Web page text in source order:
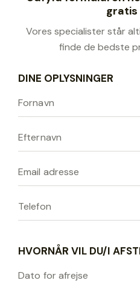
Vores specialister står
finde de bedste
DINE OPLYSNINGER
HVORNÅR VIL DU/I